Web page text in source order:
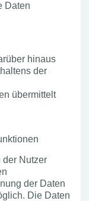
Daten
hinaus
der
übermittelt
der Nutzer
der Daten
Die Daten